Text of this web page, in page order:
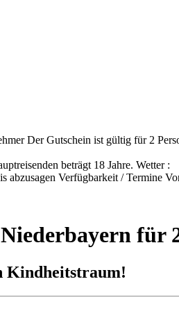
Der Gutschein ist gültig für 2
beträgt 18 Jahre. Wetter :
abzusagen Verfügbarkeit / Termine
für
Kindheitstraum!